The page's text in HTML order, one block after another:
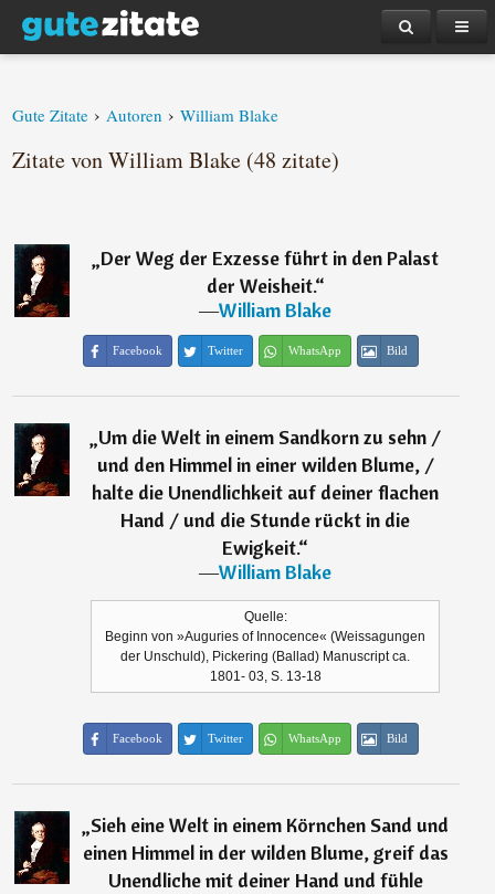
Gute Zitate › Autoren › William Blake
Zitate von William Blake (48 zitate)
„Der Weg der Exzesse führt in den Palast
der Weisheit.“
―William Blake
Facebook Twitter WhatsApp Bild
„Um die Welt in einem Sandkorn zu sehn /
und den Himmel in einer wilden Blume, /
halte die Unendlichkeit auf deiner flachen
Hand / und die Stunde rückt in die
Ewigkeit.“
―William Blake
Quelle:
Beginn von »Auguries of Innocence« (Weissagungen
der Unschuld), Pickering (Ballad) Manuscript ca.
1801- 03, S. 13-18
Facebook Twitter WhatsApp Bild
„Sieh eine Welt in einem Körnchen Sand und
einen Himmel in der wilden Blume, greif das
Unendliche mit deiner Hand und fühle